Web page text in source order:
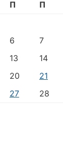
Π Π
6 7
13 14
20 21
27 28